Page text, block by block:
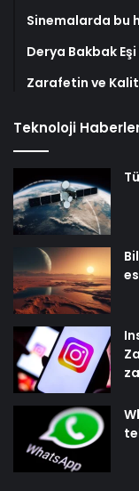
Sinemalarda bu
Derya Bakbak
Zarafetin ve
Teknoloji